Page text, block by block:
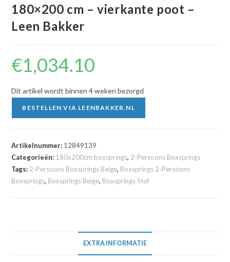
180×200 cm – vierkante poot –
Leen Bakker
€1,034.10
Dit artikel wordt binnen 4 weken bezorgd
BESTELLEN VIA LEENBAKKER.NL
Artikelnummer: 12849139
Categorieën: 180x200cm boxsprings, 2-Persoons Boxsprings
Tags: 2-Persoons Boxsprings Beige, Boxsprings 2-Persoons
Boxsprings, Boxsprings Beige, Boxsprings Stof
EXTRA INFORMATIE